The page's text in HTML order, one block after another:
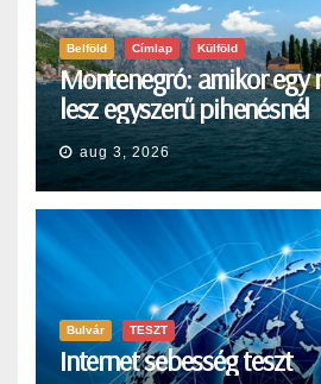
Belföld Címlap Külföld
Montenegró: amikor egy
lesz egyszerű pihenésnél
aug 3, 2026
Bulvár TESZT
Internet sebesség teszt